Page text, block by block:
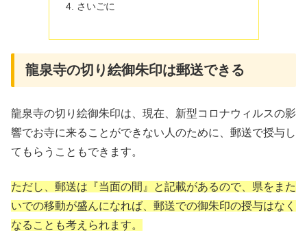
さいごに
龍泉寺の切り絵御朱印は郵送できる
龍泉寺の切り絵御朱印は、現在、新型コロナウィルスの影
響でお寺に来ることができない人のために、郵送で授与し
てもらうこともできます。
ただし、郵送は『当面の間』と記載があるので、県をまた
いでの移動が盛んになれば、郵送での御朱印の授与はなく
なることも考えられます。